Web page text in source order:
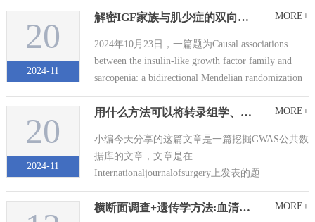
20
2024-11
解密IGF家族与肌少症的双向因果关系：基于孟德尔随机化的大规模GWAS分析 MORE+
2024年10月23日，一篇题为Causal associations
between the insulin-like growth factor family and
sarcopenia: a bidirectional Mendelian randomization
study的孟德...
20
2024-11
用什么方法可以将转录组学、蛋白组学、代谢组学串联起来？答案当然是孟德尔随机化！ MORE+
小编今天分享的这篇文章是一篇挖掘GWAS公共数
据库的文章，文章是在
Internationaljournalofsurgery上发表的题
为“Unravelling the molecular landscape of
endometrial cancer subtypes: insights from mult...
横断面调查+遗传学方法:血清糖化血红蛋白水平与女性不孕症之间的关联 MORE+